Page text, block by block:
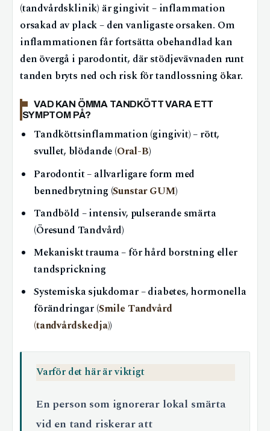
(tandvårdsklinik) är gingivit – inflammation
orsakad av plack – den vanligaste orsaken. Om
inflammationen får fortsätta obehandlad kan
den övergå i parodontit, där stödjevävnaden runt
tanden bryts ned och risk för tandlossning ökar.
VAD KAN ÖMMA TANDKÖTT VARA ETT
SYMPTOM PÅ?
Tandköttsinflammation (gingivit) – rött,
svullet, blödande (Oral-B)
Parodontit – allvarligare form med
bennedbrytning (Sunstar GUM)
Tandböld – intensiv, pulserande smärta
(Öresund Tandvård)
Mekaniskt trauma – för hård borstning eller
tandsprickning
Systemiska sjukdomar – diabetes, hormonella
förändringar (Smile Tandvård
(tandvårdskedja))
Varför det här är viktigt
En person som ignorerar lokal smärta
vid en tand riskerar att